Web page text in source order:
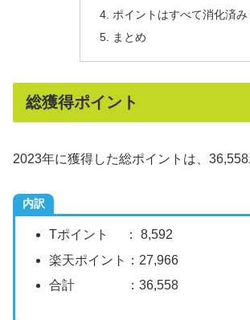
ポイントはすべて消化済み
まとめ
総獲得ポイント
2023年に獲得した総ポイントは、36,558
内訳
Tポイント ： 8,592
楽天ポイント：27,966
合計 ：36,558